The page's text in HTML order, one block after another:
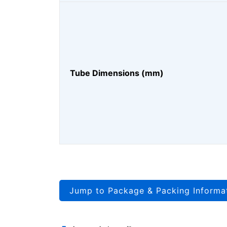
Tube Dimensions (mm)
Jump to Package & Packing